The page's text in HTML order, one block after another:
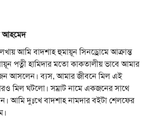
আহমেদ
আমি বাদশাহ হুমায়ূন সিনড্রোমে আক্রান্ত
পত্নী হামিদার মতো কাকতালীয় ভাবে আমার
আসলেন। ব্যস, আমার জীবনে মিল এই
মিল ঘটলো। সম্রাট নামে একজনের সাথে
আমি দুঃখে বাদশাহ নামদার বইটা শেলফের